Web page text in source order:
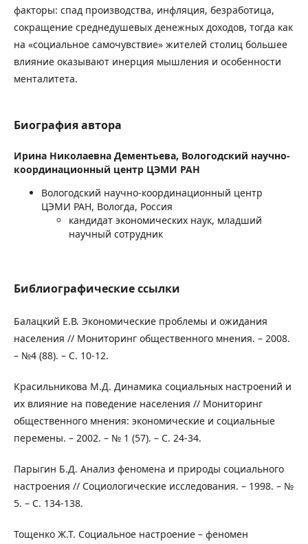
факторы: спад производства, инфляция, безработица,
сокращение среднедушевых денежных доходов, тогда как
на «социальное самочувствие» жителей столиц большее
влияние оказывают инерция мышления и особенности
менталитета.
Биография автора
Ирина Николаевна Дементьева, Вологодский научно-
координационный центр ЦЭМИ РАН
Вологодский научно-координационный центр
ЦЭМИ РАН, Вологда, Россия
кандидат экономических наук, младший
научный сотрудник
Библиографические ссылки
Балацкий Е.В. Экономические проблемы и ожидания
населения // Мониторинг общественного мнения. – 2008.
– №4 (88). – С. 10-12.
Красильникова М.Д. Динамика социальных настроений и
их влияние на поведение населения // Мониторинг
общественного мнения: экономические и социальные
перемены. – 2002. – № 1 (57). – С. 24-34.
Парыгин Б.Д. Анализ феномена и природы социального
настроения // Социологические исследования. – 1998. – №
5. – С. 134-138.
Тощенко Ж.Т. Социальное настроение – феномен